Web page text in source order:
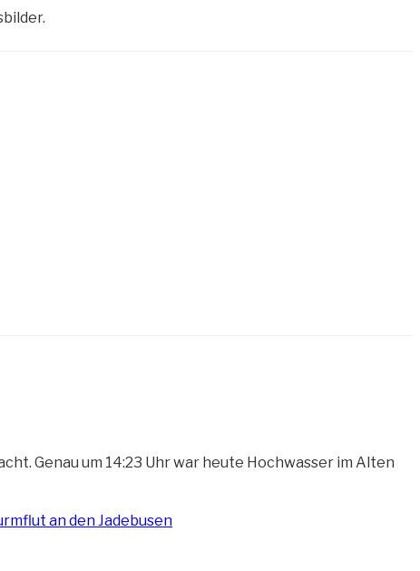
Genau um 14:23 Uhr war heute Hochwasser im Alten